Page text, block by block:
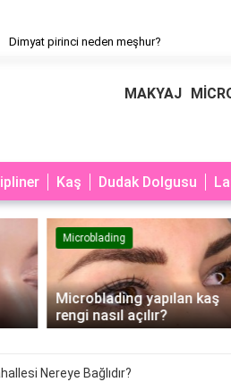
Dimyat pirinci neden meşhur?
MAKYAJ
Kaş Dudak Dolgusu
Microblading
Microblading yapılan kaş
rengi nasıl açılır?
Nereye Bağlıdır?